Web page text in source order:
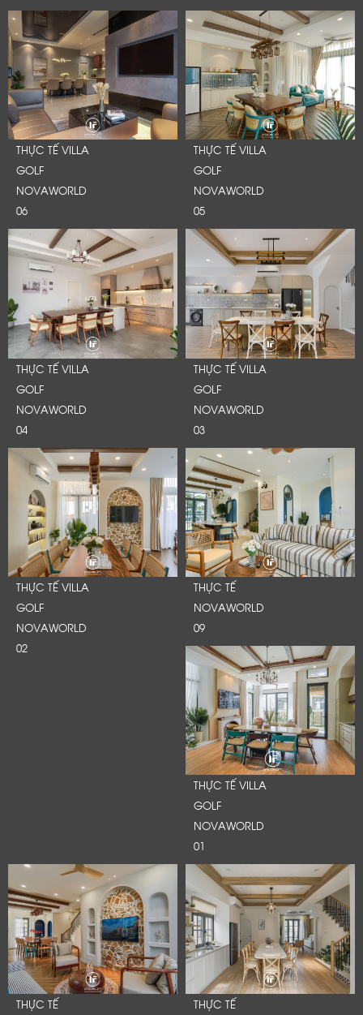
THỰC TẾ VILLA
GOLF
NOVAWORLD
06
THỰC TẾ VILLA
GOLF
NOVAWORLD
05
THỰC TẾ VILLA
GOLF
NOVAWORLD
04
THỰC TẾ VILLA
GOLF
NOVAWORLD
03
THỰC TẾ VILLA
GOLF
NOVAWORLD
02
THỰC TẾ
NOVAWORLD
09
THỰC TẾ VILLA
GOLF
NOVAWORLD
01
THỰC TẾ
THỰC TẾ